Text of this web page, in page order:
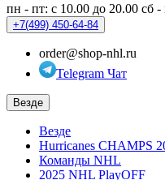
пн - пт: с 10.00 до 20.00 сб -
+7(499) 450-64-84
order@shop-nhl.ru
Telegram Чат
Везде
Везде
Hurricanes CHAMPS
Команды NHL
2025 NHL PlayOFF